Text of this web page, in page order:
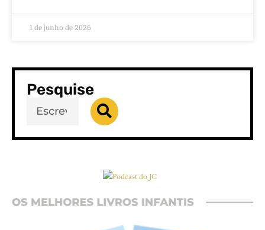
1 de junho de 2026
Pesquise